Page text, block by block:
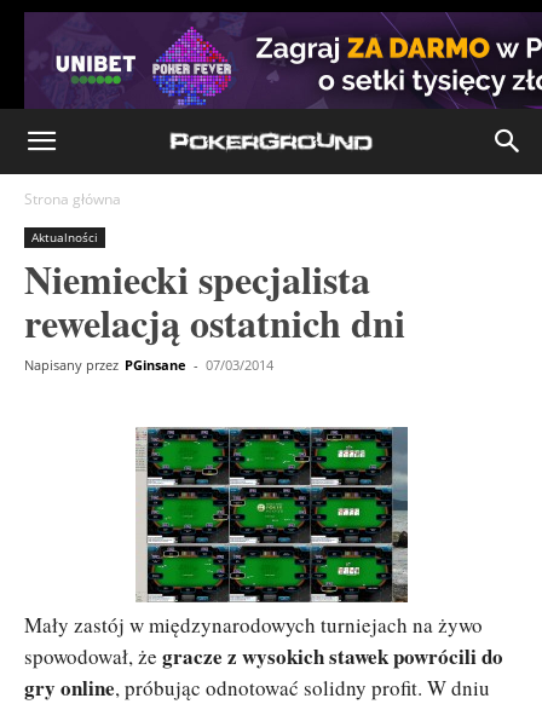
Strona główna
Aktualności
Niemiecki specjalista
rewelacją ostatnich dni
Napisany przez PGinsane - 07/03/2014
Mały zastój w międzynarodowych turniejach na żywo
spowodował, że gracze z wysokich stawek powrócili do
gry online, próbując odnotować solidny profit. W dniu